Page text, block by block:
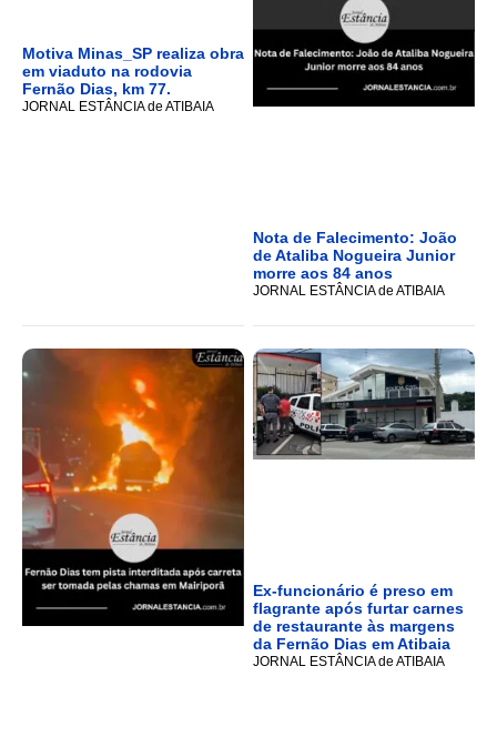
Motiva Minas_SP realiza obra
em viaduto na rodovia
Fernão Dias, km 77.
JORNAL ESTÂNCIA de ATIBAIA
Nota de Falecimento: João
de Ataliba Nogueira Junior
morre aos 84 anos
JORNAL ESTÂNCIA de ATIBAIA
Ex-funcionário é preso em
flagrante após furtar carnes
de restaurante às margens
da Fernão Dias em Atibaia
JORNAL ESTÂNCIA de ATIBAIA